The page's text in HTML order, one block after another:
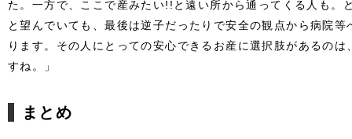
た。一方で、ここで産みたい!!と遠い所から通ってくる人も。
と望んでいても、最後は逆子だったりで安全の観点から病院
ります。その人にとっての安心できるお産に選択肢があるの
すね。」
まとめ